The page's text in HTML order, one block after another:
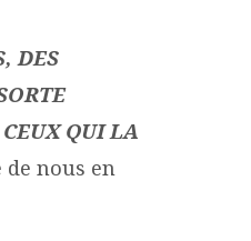
DES
QUI LA
nous en